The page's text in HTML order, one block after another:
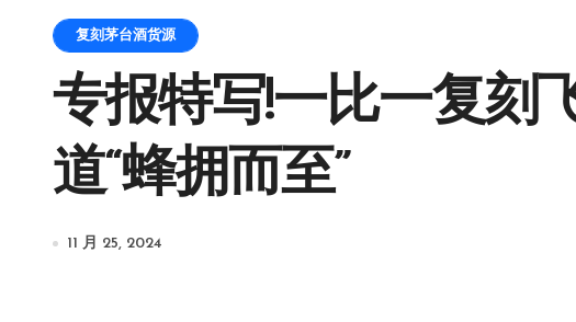
复刻茅台酒货源
专报特写!一比一复刻
道“蜂拥而至”
11 月 25, 2024